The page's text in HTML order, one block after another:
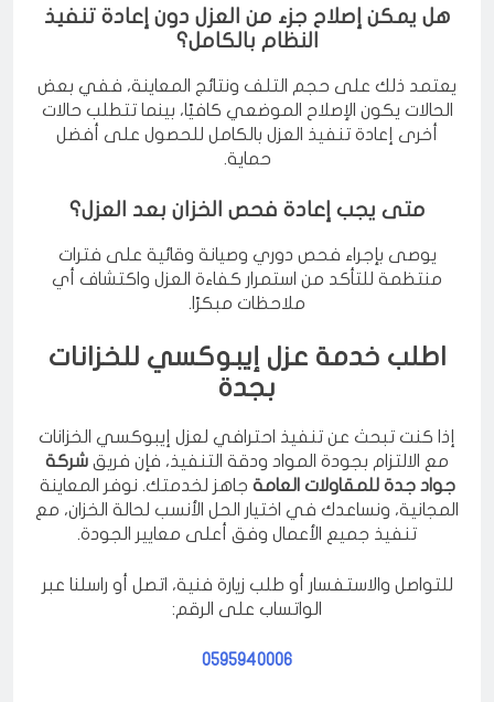
هل يمكن إصلاح جزء من العزل دون إعادة تنفيذ
يعتمد ذلك على حجم التلف ونتائج المعاينة، ففي بعض
الحالات يكون الإصلاح الموضعي كافيًا، بينما تتطلب حالات
أخرى إعادة تنفيذ العزل بالكامل للحصول على أفضل
متى يجب إعادة فحص الخزان بعد العزل؟
يوصى بإجراء فحص دوري وصيانة وقائية على فترات
منتظمة للتأكد من استمرار كفاءة العزل واكتشاف أي
اطلب خدمة عزل إيبوكسي للخزانات
بجدة
إذا كنت تبحث عن تنفيذ احترافي لعزل إيبوكسي الخزانات
مع الالتزام بجودة المواد ودقة التنفيذ، فإن فريقشركة
جواد جدة للمقاولات العامة جاهز لخدمتك. نوفر المعاينة
المجانية، ونساعدك في اختيار الحل الأنسب لحالة الخزان، مع
للتواصل والاستفسار أو طلب زيارة فنية، اتصل أو راسلنا عبر